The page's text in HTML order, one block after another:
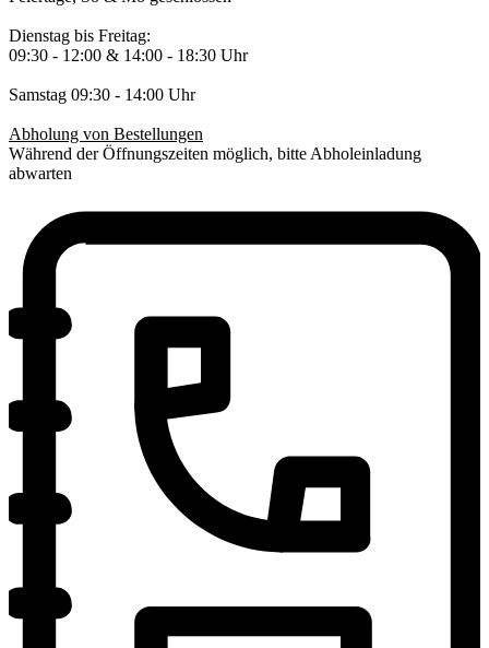
Dienstag bis Freitag:
09:30 - 12:00 & 14:00 - 18:30 Uhr
Samstag 09:30 - 14:00 Uhr
Abholung von Bestellungen
Während der Öffnungszeiten möglich, bitte Abholeinladung
abwarten